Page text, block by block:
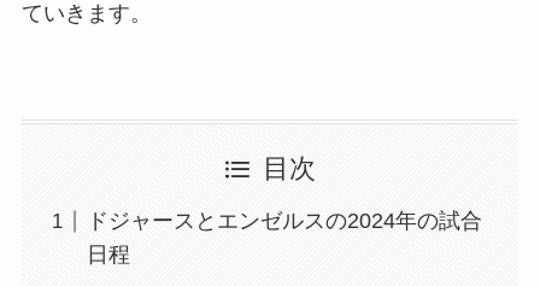
ていきます。
目次
ドジャースとエンゼルスの2024年の試合
日程